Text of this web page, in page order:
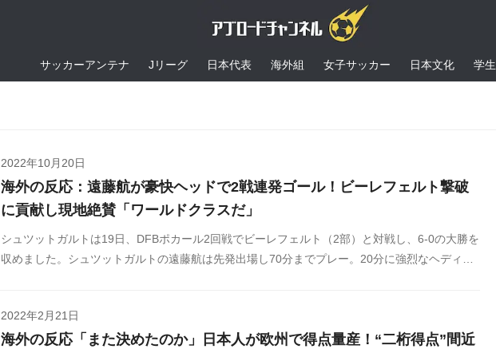
サッカーアンテナ Jリーグ 日本代表 海外組 女子サッカー 日本文化 学生
2022年10月20日
海外の反応：遠藤航が豪快ヘッドで2戦連発ゴール！ビーレフェルト撃破
に貢献し現地絶賛「ワールドクラスだ」
シュツットガルトは19日、DFBポカール2回戦でビーレフェルト（2部）と対戦し、6-0の大勝を
収めました。シュツットガルトの遠藤航は先発出場し70分までプレー。20分に強烈なヘディン
2022年2月21日
海外の反応「また決めたのか」日本人が欧州で得点量産！“二桁得点”間近